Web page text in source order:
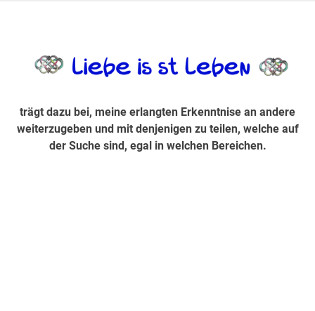
Suche sind, egal in welchen Bereichen.
trägt dazu bei, meine erlangten Erkenntnise an andere
weiterzugeben und mit denjenigen zu teilen, welche auf
der Suche sind, egal in welchen Bereichen.